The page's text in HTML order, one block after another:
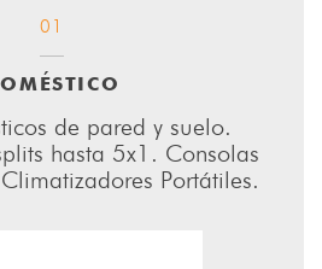
01
de pared y suelo.
hasta 5x1. Consolas
Portátiles.